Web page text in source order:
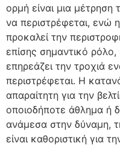
ορμή είναι μια μέτρηση
να περιστρέφεται, ενώ
προκαλεί την
επίσης σημαντικό
επηρεάζει την τροχιά
περιστρέφεται. Η
απαραίτητη για την
οποιοδήποτε άθλημα ή
ανάμεσα στην δύναμη,
είναι καθοριστική για